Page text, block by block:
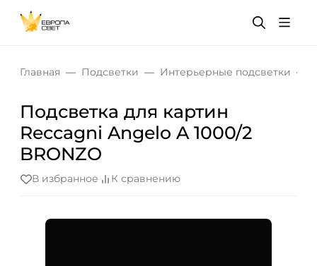
Главная Подсветки Интерьерные подсветки
Подсветка для картин
Reccagni Angelo A 1000/2
BRONZO
В избранное К сравнению